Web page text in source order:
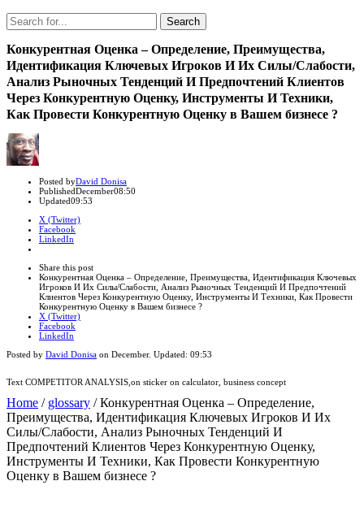
Search
Search
for:
Конкурентная Оценка – Определение, Преимущества,
Идентификация Ключевых Игроков И Их Силы/Слабости,
Анализ Рыночных Тенденций И Предпочтений Клиентов
Через Конкурентную Оценку, Инструменты И Техники,
Как Провести Конкурентную Оценку в Вашем бизнесе ?
Author
Posted byDavid Donisa
PublishedDecember08:50
Updated09:53
X (Twitter)
Facebook
LinkedIn
post
Share this postClose
sharing
box
Конкурентная Оценка – Определение, Преимущества, Идентификация Ключевых
Игроков И Их Силы/Слабости, Анализ Рыночных Тенденций И Предпочтений
Клиентов Через Конкурентную Оценку, Инструменты И Техники, Как Провести
Конкурентную Оценку в Вашем бизнесе ?
X (Twitter)
Facebook
LinkedIn
Posted by David Donisa on December. Updated: 09:53
Text COMPETITOR ANALYSIS,on sticker on calculator, business concept
Home / glossary /Конкурентная Оценка – Определение,
Преимущества, Идентификация Ключевых Игроков И Их
Силы/Слабости, Анализ Рыночных Тенденций И
Предпочтений Клиентов Через Конкурентную Оценку,
Инструменты И Техники, Как Провести Конкурентную
Оценку в Вашем бизнесе ?